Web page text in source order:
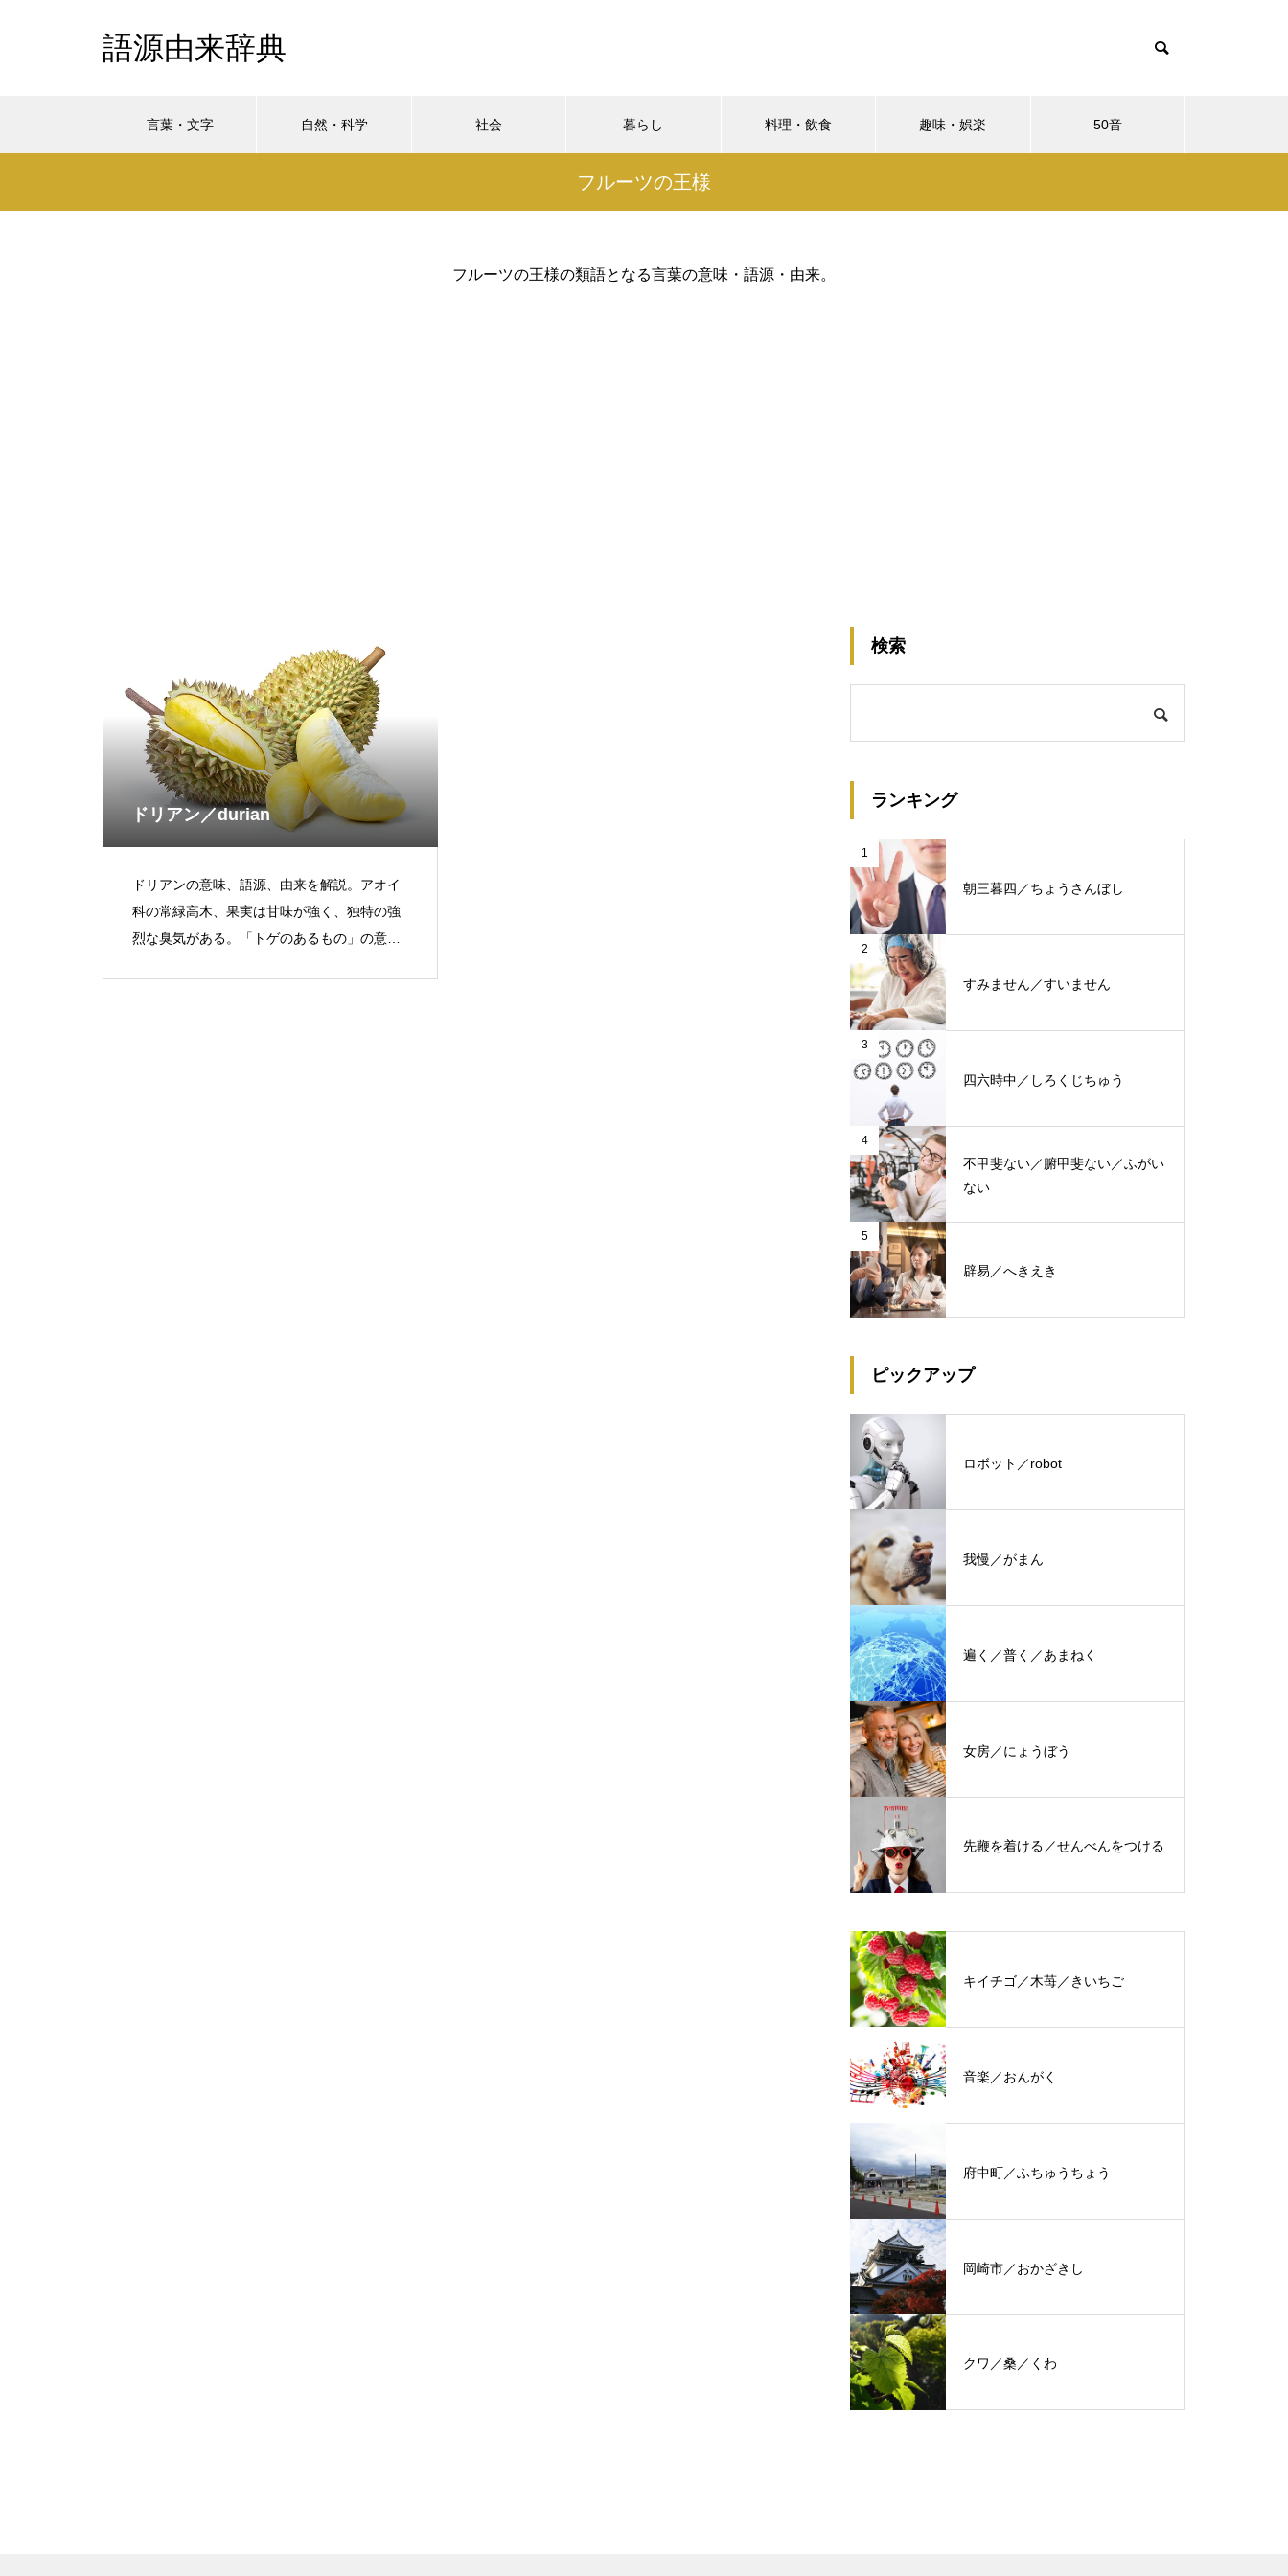
語源由来辞典
言葉・文字 自然・科学 社会 暮らし 料理・飲食 趣味・娯楽 50音
フルーツの王様
フルーツの王様の類語となる言葉の意味・語源・由来。
ドリアン／durian
ドリアンの意味、語源、由来を解説。アオイ
科の常緑高木、果実は甘味が強く、独特の強
烈な臭気がある。「トゲのあるもの」の意に
検索
ランキング
1
朝三暮四／ちょうさんぼし
2
すみません／すいません
3
四六時中／しろくじちゅう
4
不甲斐ない／腑甲斐ない／ふがい
ない
5
辟易／へきえき
ピックアップ
ロボット／robot
我慢／がまん
遍く／普く／あまねく
女房／にょうぼう
先鞭を着ける／せんべんをつける
キイチゴ／木苺／きいちご
音楽／おんがく
府中町／ふちゅうちょう
岡崎市／おかざきし
クワ／桑／くわ